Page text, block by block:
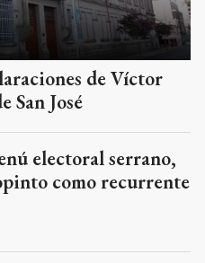
de Víctor
San José
electoral serrano,
como recurrente